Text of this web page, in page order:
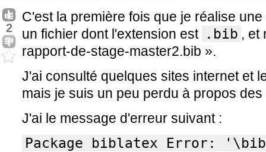
2
C'est la première fois que je réalise
un fichier dont l'extension est .bib , et
rapport-de-stage-master2.bib ».
J'ai consulté quelques sites internet et
mais je suis un peu perdu à propos
J'ai le message d'erreur suivant :
Package biblatex Error: